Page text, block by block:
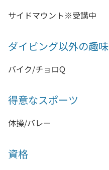
サイドマウント※受講中
ダイビング以外の趣味
バイク/チョロQ
得意なスポーツ
体操/バレー
資格